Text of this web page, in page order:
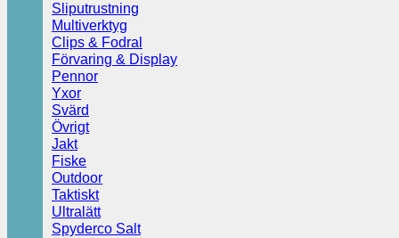
Sliputrustning
Multiverktyg
Clips & Fodral
Förvaring & Display
Pennor
Yxor
Svärd
Övrigt
Jakt
Fiske
Outdoor
Taktiskt
Ultralätt
Spyderco Salt